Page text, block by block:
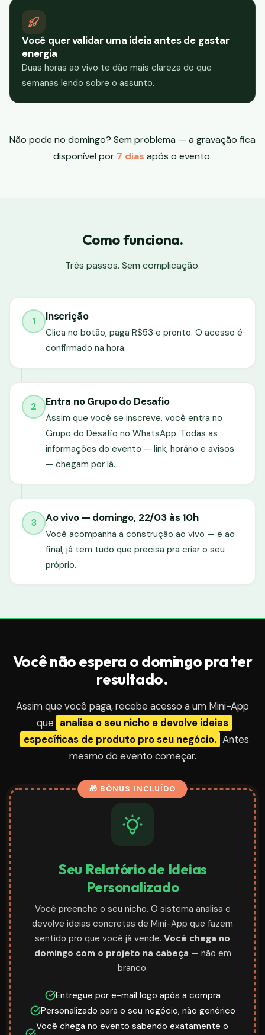
Você quer validar uma ideia antes de gastar
energia
Duas horas ao vivo te dão mais clareza do que
semanas lendo sobre o assunto.
Não pode no domingo? Sem problema — a gravação fica
disponível por 7 dias após o evento.
Como funciona.
Três passos. Sem complicação.
1 Inscrição
Clica no botão, paga R$53 e pronto. O acesso é
confirmado na hora.
2 Entra no Grupo do Desafio
Assim que você se inscreve, você entra no
Grupo do Desafio no WhatsApp. Todas as
informações do evento — link, horário e avisos
— chegam por lá.
3 Ao vivo — domingo, 22/03 às 10h
Você acompanha a construção ao vivo — e ao
final, já tem tudo que precisa pra criar o seu
próprio.
Você não espera o domingo pra ter
resultado.
Assim que você paga, recebe acesso a um Mini-App
que analisa o seu nicho e devolve ideias
específicas de produto pro seu negócio. Antes
mesmo do evento começar.
Seu Relatório de Ideias
Personalizado
Você preenche o seu nicho. O sistema analisa e
devolve ideias concretas de Mini-App que fazem
sentido pro que você já vende. Você chega no
domingo com o projeto na cabeça — não em
branco.
Entregue por e-mail logo após a compra
Personalizado para o seu negócio, não genérico
Você chega no evento sabendo exatamente o